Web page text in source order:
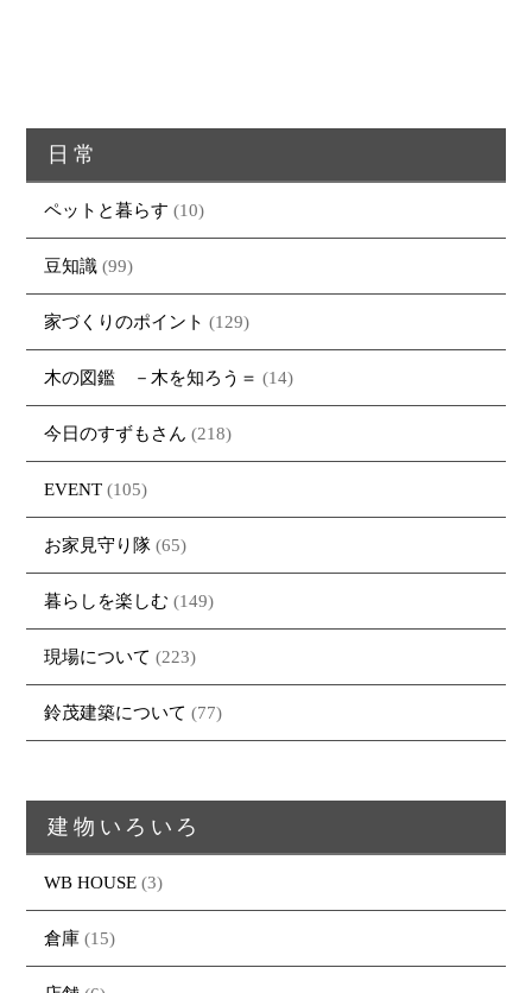
日常
ペットと暮らす (10)
豆知識 (99)
家づくりのポイント (129)
木の図鑑 －木を知ろう＝ (14)
今日のすずもさん (218)
EVENT (105)
お家見守り隊 (65)
暮らしを楽しむ (149)
現場について (223)
鈴茂建築について (77)
建物いろいろ
WB HOUSE (3)
倉庫 (15)